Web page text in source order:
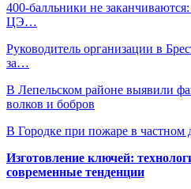
400-балльники не
ЦЭ…
Руководитель организации в
за…
В Лепельском районе выявили
волков и бобров
В Городке при пожаре в частном
Изготовление ключей:
современные тенденции